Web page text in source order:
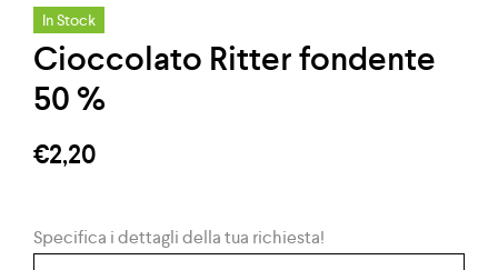
In Stock
Cioccolato Ritter fondente
50 %
€2,20
Specifica i dettagli della tua richiesta!